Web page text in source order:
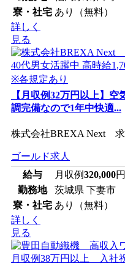
寮・社宅 あり（無料）
詳しく
見る
【月収例32万円以上】
調完備なので1年中快適...
株式会社BREXA Next 求
ゴールド求人
給与
月収例320,000円
勤務地
茨城県 下妻市
寮・社宅 あり（無料）
詳しく
見る